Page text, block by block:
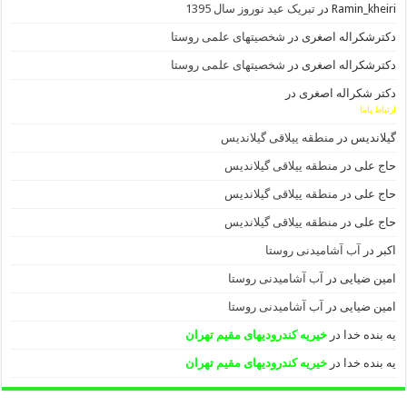
Ramin_kheiri درتبریک عید نوروز سال 1395
دکترشکراله اصغری در شخصیتهای علمی روستا
دکترشکراله اصغری در شخصیتهای علمی روستا
دکتر شکراله اصغری در
ارتباط باما
گیلاندیس در منطقه ییلاقی گیلاندیس
حاج علی در منطقه ییلاقی گیلاندیس
حاج علی در منطقه ییلاقی گیلاندیس
حاج علی در منطقه ییلاقی گیلاندیس
اکبر در آب آشامیدنی روستا
امین ضیایی در آب آشامیدنی روستا
امین ضیایی در آب آشامیدنی روستا
یه بنده خدا درخیریه کندرودیهای مقیم تهران
یه بنده خدا درخیریه کندرودیهای مقیم تهران